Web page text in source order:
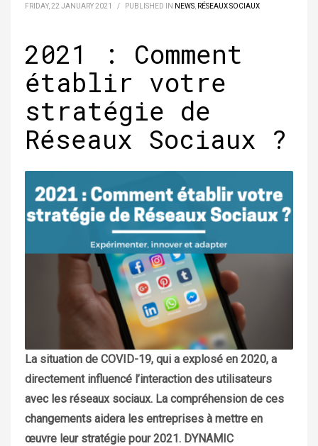
FRIDAY, 22 JANUARY 2021 / PUBLISHED IN NEWS RÉSEAUX SOCIAUX
2021 : Comment
établir votre
stratégie de
Réseaux Sociaux ?
La situation de COVID-19, qui a explosé en 2020, a
directement influencé l’interaction des utilisateurs
avec les réseaux sociaux. La compréhension de ces
changements aidera les entreprises à mettre en
œuvre leur stratégie pour 2021. DYNAMIC